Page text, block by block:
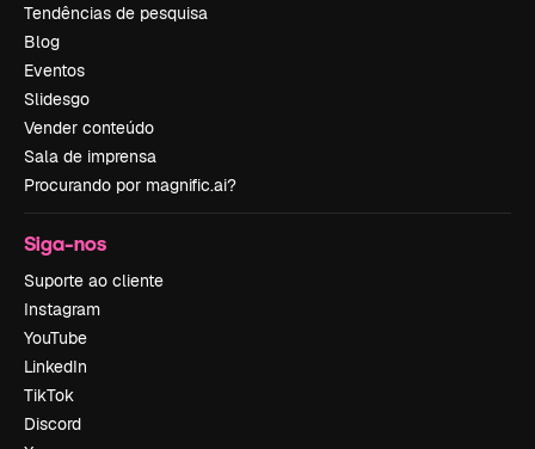
Tendências de pesquisa
Blog
Eventos
Slidesgo
Vender conteúdo
Sala de imprensa
Procurando por magnific.ai?
Siga-nos
Suporte ao cliente
Instagram
YouTube
LinkedIn
TikTok
Discord